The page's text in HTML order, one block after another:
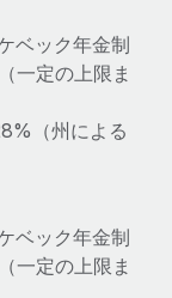
良点をリリー
法
資金がシステ
自社のビジネス
ベック年金制
一定の上限ま
（州による
ベック年金制
一定の上限ま